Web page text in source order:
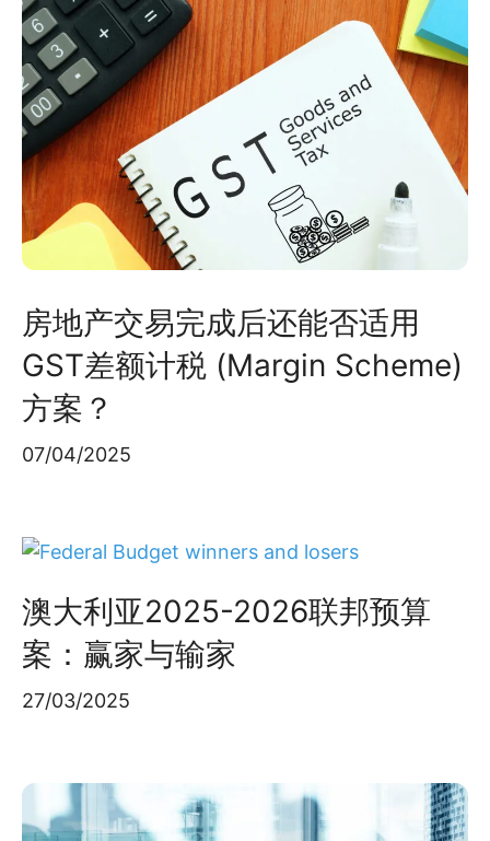
房地产交易完成后还能否适用
GST差额计税 (Margin Scheme)
方案？
07/04/2025
澳大利亚2025-2026联邦预算
案：赢家与输家
27/03/2025